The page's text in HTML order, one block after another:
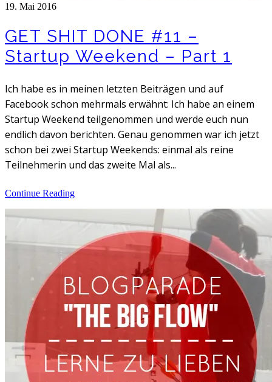
19. Mai 2016
GET SHIT DONE #11 –
Startup Weekend – Part 1
Ich habe es in meinen letzten Beiträgen und auf
Facebook schon mehrmals erwähnt: Ich habe an einem
Startup Weekend teilgenommen und werde euch nun
endlich davon berichten. Genau genommen war ich jetzt
schon bei zwei Startup Weekends: einmal als reine
Teilnehmerin und das zweite Mal als...
Continue Reading